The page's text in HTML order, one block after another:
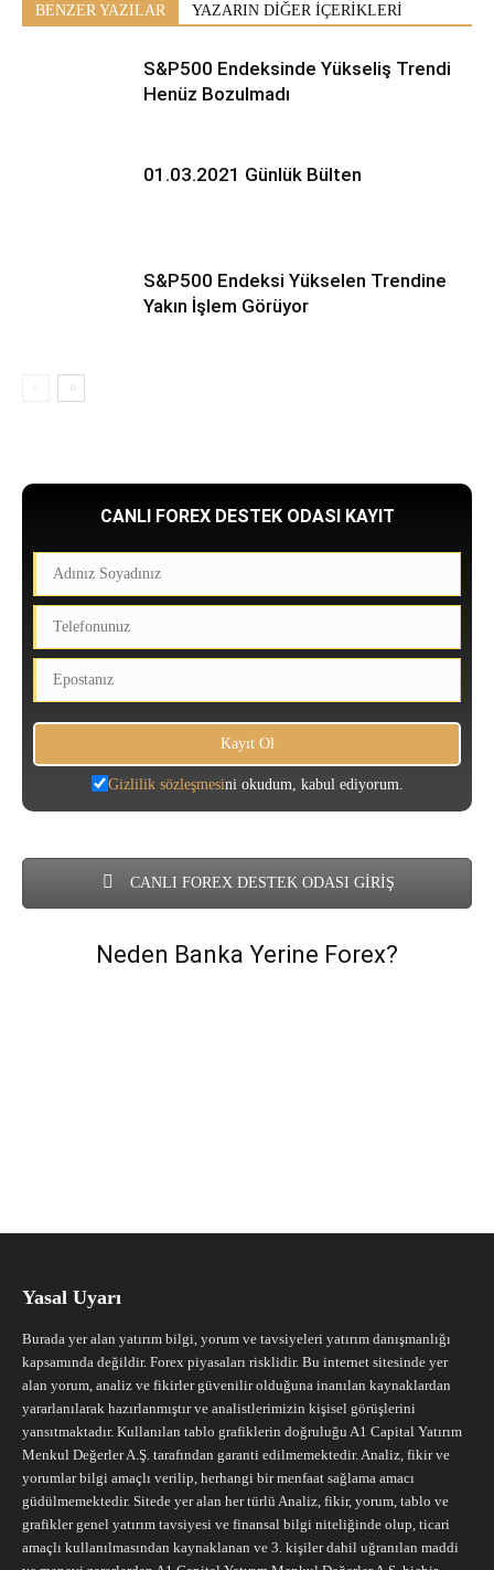
BENZER YAZILAR YAZARIN DİĞER İÇERİKLERİ
S&P500 Endeksinde Yükseliş Trendi
Henüz Bozulmadı
01.03.2021 Günlük Bülten
S&P500 Endeksi Yükselen Trendine
Yakın İşlem Görüyor
CANLI FOREX DESTEK ODASI KAYIT
Gizlilik sözleşmesini okudum, kabul ediyorum.
CANLI FOREX DESTEK ODASI GİRİŞ
Neden Banka Yerine Forex?
Yasal Uyarı
Burada yer alan yatırım bilgi, yorum ve tavsiyeleri yatırım danışmanlığı
kapsamında değildir. Forex piyasaları risklidir. Bu internet sitesinde yer
alan yorum, analiz ve fikirler güvenilir olduğuna inanılan kaynaklardan
yararlanılarak hazırlanmıştır ve analistlerimizin kişisel görüşlerini
yansıtmaktadır. Kullanılan tablo grafiklerin doğruluğu A1 Capital Yatırım
Menkul Değerler A.Ş. tarafından garanti edilmemektedir. Analiz, fikir ve
yorumlar bilgi amaçlı verilip, herhangi bir menfaat sağlama amacı
güdülmemektedir. Sitede yer alan her türlü Analiz, fikir, yorum, tablo ve
grafikler genel yatırım tavsiyesi ve finansal bilgi niteliğinde olup, ticari
amaçlı kullanılmasından kaynaklanan ve 3. kişiler dahil uğranılan maddi